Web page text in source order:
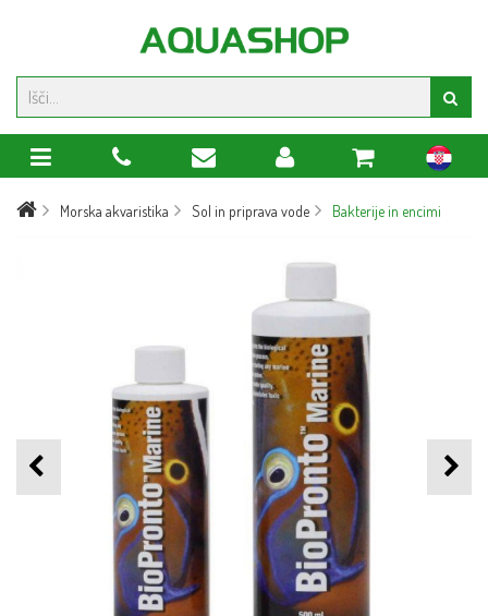
hr
Morska akvaristika Sol in priprava vode Bakterije in encimi